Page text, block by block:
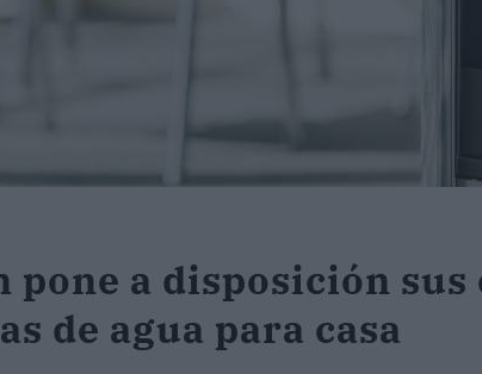
pone a disposición sus
de agua para casa